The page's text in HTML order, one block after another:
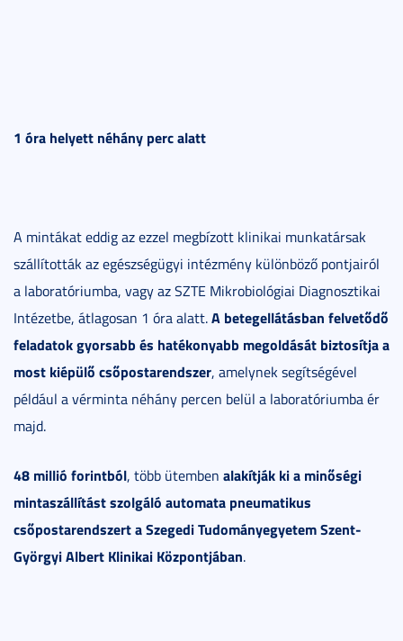
1 óra helyett néhány perc alatt
A mintákat eddig az ezzel megbízott klinikai munkatársak
szállították az egészségügyi intézmény különböző pontjairól
a laboratóriumba, vagy az SZTE Mikrobiológiai Diagnosztikai
Intézetbe, átlagosan 1 óra alatt.A betegellátásban felvetődő
feladatok gyorsabb és hatékonyabb megoldását biztosítja a
most kiépülő csőpostarendszer, amelynek segítségével
például a vérminta néhány percen belül a laboratóriumba ér
majd.
48 millió forintból, több ütemben alakítják ki a minőségi
mintaszállítást szolgáló automata pneumatikus
csőpostarendszert a Szegedi Tudományegyetem Szent-
Györgyi Albert Klinikai Központjában.